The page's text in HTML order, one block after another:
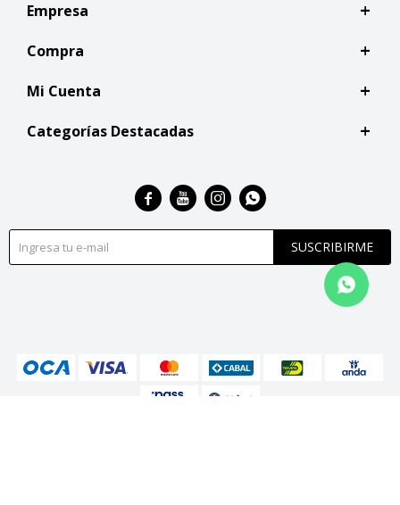
Empresa
Compra
Mi Cuenta
Categorías Destacadas
SUSCRIBIRME
   